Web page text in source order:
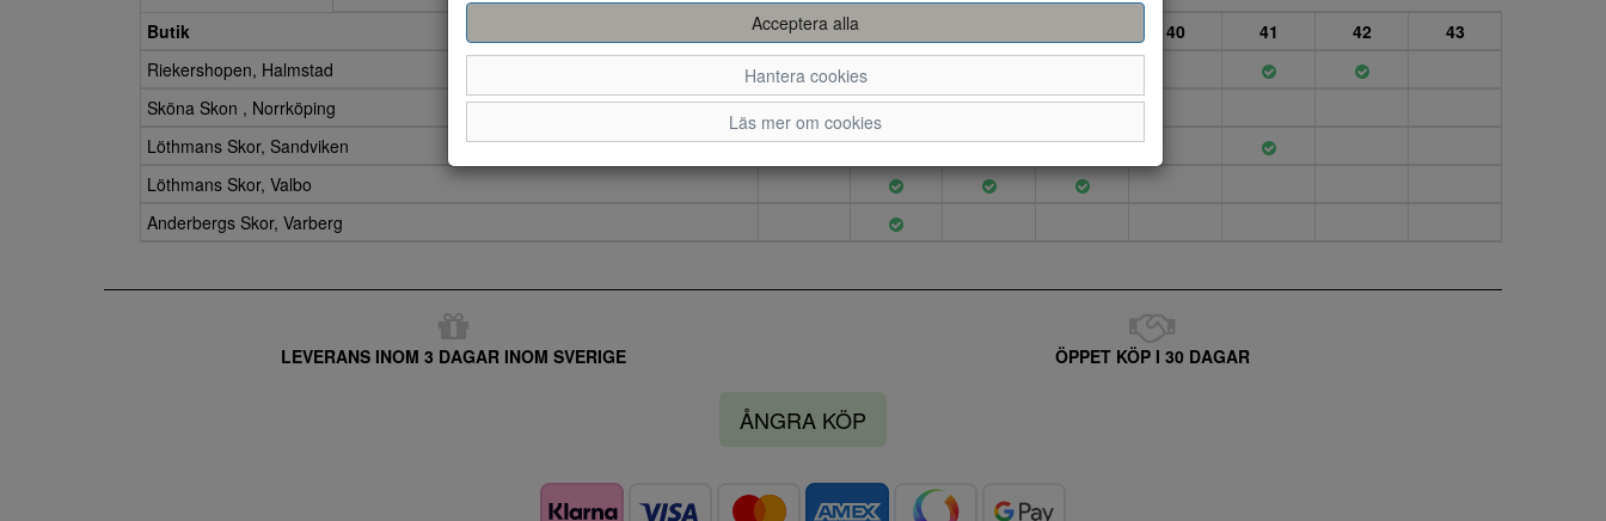
Butik
36 40 41 42
43
Riekershopen, Halmstad
Sköna Skon , Norrköping
Löthmans Skor, Sandviken
Löthmans Skor, Valbo
Anderbergs Skor, Varberg
LEVERANS INOM 3 DAGAR INOM SVERIGE ÖPPET KÖP I 30 DAGAR
ÅNGRA KÖP
Acceptera alla
Hantera cookies
Läs mer om cookies